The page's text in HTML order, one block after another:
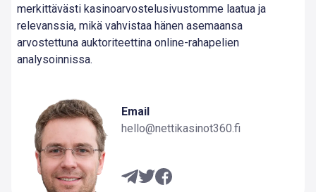
merkittävästi kasinoarvostelusivustomme laatua ja
relevanssia, mikä vahvistaa hänen asemaansa
arvostettuna auktoriteettina online-rahapelien
analysoinnissa.
Email
hello@nettikasinot360.fi